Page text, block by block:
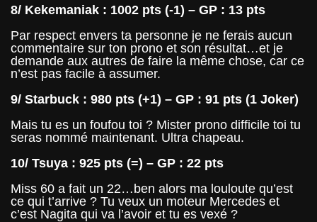
8/ Kekemaniak : 1002 pts (-1) – GP : 13 pts
Par respect envers ta personne je ne ferais aucun
commentaire sur ton prono et son résultat…et je
demande aux autres de faire la même chose, car ce
n’est pas facile à assumer.
9/ Starbuck : 980 pts (+1) – GP : 91 pts (1 Joker)
Mais tu es un foufou toi ? Mister prono difficile toi tu
seras nommé maintenant. Ultra chapeau.
10/ Tsuya : 925 pts (=) – GP : 22 pts
Miss 60 a fait un 22…ben alors ma louloute qu’est
ce qui t’arrive ? Tu veux un moteur Mercedes et
c’est Nagita qui va l’avoir et tu es vexé ?